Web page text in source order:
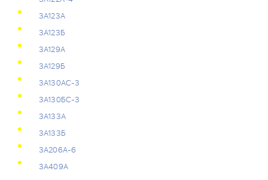
3А123А
3А123Б
3А129А
3А129Б
3А130АС-3
3А130БС-3
3А133А
3А133Б
3А206А-6
3А409А